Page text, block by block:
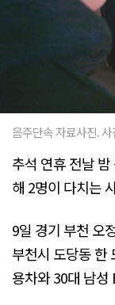
음주단속 자료사진.
추석 연휴 전날
해 2명이 다치는
9일 경기 부천 오
부천시 도당동 한
용차와 30대 남성